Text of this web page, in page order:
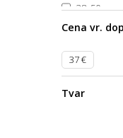
38x50 cm
39x58
39x80
40x40
Cena vr.
37€
Tvar